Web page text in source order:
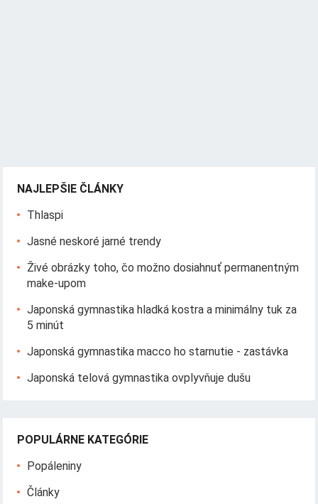
NAJLEPŠIE ČLÁNKY
Thlaspi
Jasné neskoré jarné trendy
Živé obrázky toho, čo možno dosiahnuť permanentným
make-upom
Japonská gymnastika hladká kostra a minimálny tuk za
5 minút
Japonská gymnastika macco ho starnutie - zastávka
Japonská telová gymnastika ovplyvňuje dušu
POPULÁRNE KATEGÓRIE
Popáleniny
Články